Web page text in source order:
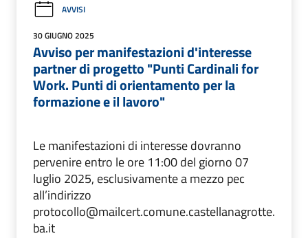
AVVISI
30 GIUGNO 2025
Avviso per manifestazioni d'interesse
partner di progetto "Punti Cardinali for
Work. Punti di orientamento per la
formazione e il lavoro"
Le manifestazioni di interesse dovranno
pervenire entro le ore 11:00 del giorno 07
luglio 2025, esclusivamente a mezzo pec
all’indirizzo
protocollo@mailcert.comune.castellanagrotte.
ba.it